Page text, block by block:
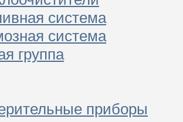
система
система
группа
приборы